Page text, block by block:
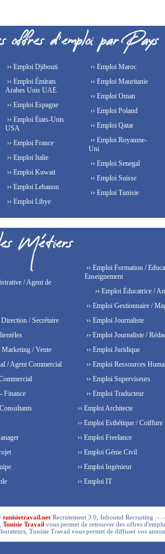
›› Emploi Djibouti
›› Emploi Émirats
Arabes Unis UAE
›› Emploi Espagne
›› Emploi États-Unis
USA
›› Emploi France
›› Emploi Italie
›› Emploi Kuwait
›› Emploi Lebanon
›› Emploi Libye
›› Emploi Maroc
›› Emploi Mauritanie
›› Emploi Oman
›› Emploi Poland
›› Emploi Qatar
›› Emploi Royaume-
Uni
›› Emploi Senegal
›› Emploi Suisse
›› Emploi Tunisie
/ Agent de
/ Secrétaire
Marketing / Vente
/ Agent Commercial
Finance
›› Emploi Formation /
Enseignement
›› Emploi Éducatrice /
›› Emploi Gestionnaire /
›› Emploi Journaliste
›› Emploi Journaliste /
›› Emploi Juridique
›› Emploi Ressources
›› Emploi Superviseurs
›› Emploi Traducteur
›› Emploi Architecte
›› Emploi Esthétique / Coiffure
›› Emploi Freelance
›› Emploi Génie Civil
›› Emploi Ingénieur
›› Emploi IT
tunisietravail.net Recrutement 3.0, Inbound Recruiting .-
Tunisie Travail vous permet de retrouver des offres
Tunisie Travail vous permet de diffuser vos